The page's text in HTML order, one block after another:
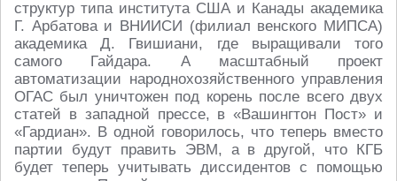
структур типа института США и Канады академика
Г. Арбатова и ВНИИСИ (филиал венского МИПСА)
академика Д. Гвишиани, где выращивали того
самого Гайдара. А масштабный проект
автоматизации народнохозяйственного управления
ОГАС был уничтожен под корень после всего двух
статей в западной прессе, в «Вашингтон Пост» и
«Гардиан». В одной говорилось, что теперь вместо
партии будут править ЭВМ, а в другой, что КГБ
будет теперь учитывать диссидентов с помощью